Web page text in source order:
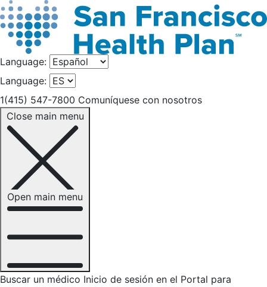
Language:
Language:
1(415) 547-7800 Comuníquese con nosotros
Close main menu
Open main menu
Buscar un médico Inicio de sesión en el Portal para